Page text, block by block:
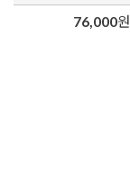
76,000원